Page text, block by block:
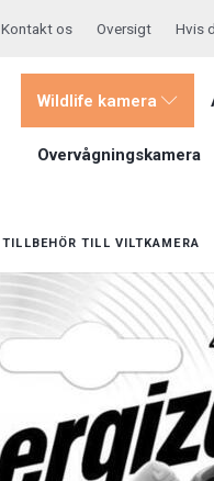
Kontakt os Oversigt Hvis
Wildlife kamera
Overvågningskamera
TILLBEHÖR TILL VILTKAMERA